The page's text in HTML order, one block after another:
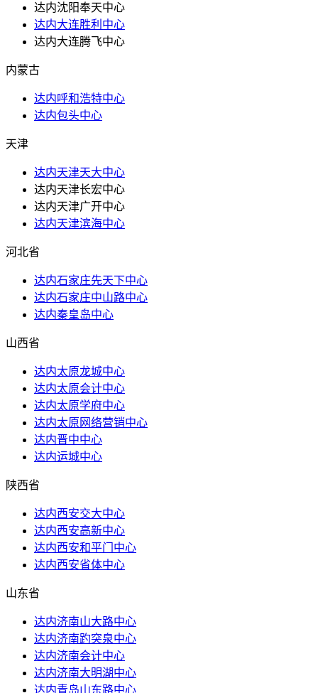
达内沈阳奉天中心
达内大连胜利中心
达内大连腾飞中心
内蒙古
达内呼和浩特中心
达内包头中心
天津
达内天津天大中心
达内天津长宏中心
达内天津广开中心
达内天津滨海中心
河北省
达内石家庄先天下中心
达内石家庄中山路中心
达内秦皇岛中心
山西省
达内太原龙城中心
达内太原会计中心
达内太原学府中心
达内太原网络营销中心
达内晋中中心
达内运城中心
陕西省
达内西安交大中心
达内西安高新中心
达内西安和平门中心
达内西安省体中心
山东省
达内济南山大路中心
达内济南趵突泉中心
达内济南会计中心
达内济南大明湖中心
达内青岛山东路中心